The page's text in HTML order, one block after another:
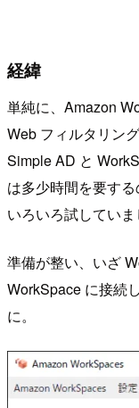
経緯
単純に、Amazon
Web フィルタリン
Simple AD と
は多少時間を要す
いろいろ試していま
準備が整い、いざ
WorkSpace に接続
に。